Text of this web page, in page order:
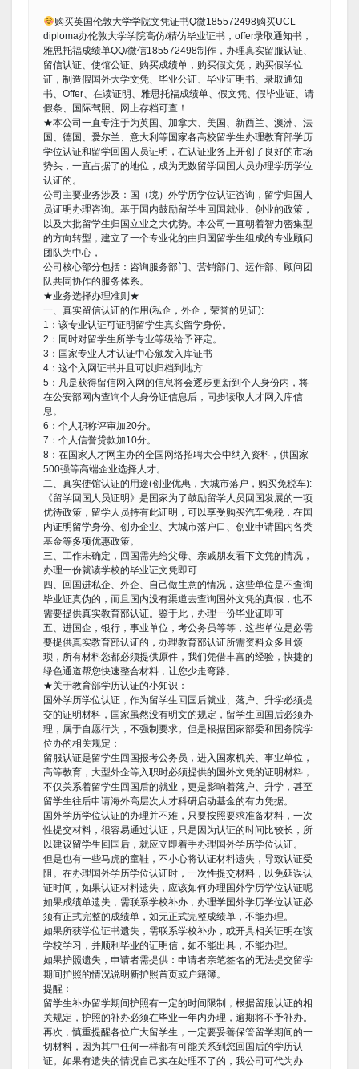
购买英国伦敦大学学院文凭证书Q微185572498购买UCL
diploma办伦敦大学学院高仿/精仿毕业证书，offer录取通知书，
雅思托福成绩单QQ/微信185572498制作，办理真实留服认证、
留信认证、使馆公证、购买成绩单，购买假文凭，购买假学位
证，制造假国外大学文凭、毕业公证、毕业证明书、录取通知
书、Offer、在读证明、雅思托福成绩单、假文凭、假毕业证、请
假条、国际驾照、网上存档可查！
★本公司一直专注于为英国、加拿大、美国、新西兰、澳洲、法
国、德国、爱尔兰、意大利等国家各高校留学生办理教育部学历
学位认证和留学回国人员证明，在认证业务上开创了良好的市场
势头，一直占据了的地位，成为无数留学回国人员办理学历学位
认证的。
公司主要业务涉及：国（境）外学历学位认证咨询，留学归国人
员证明办理咨询。基于国内鼓励留学生回国就业、创业的政策，
以及大批留学生归国立业之大优势。本公司一直朝着智力密集型
的方向转型，建立了一个专业化的由归国留学生组成的专业顾问
团队为中心，
公司核心部分包括：咨询服务部门、营销部门、运作部、顾问团
队共同协作的服务体系。
★业务选择办理准则★
一、真实留信认证的作用(私企，外企，荣誉的见证):
1：该专业认证可证明留学生真实留学身份。
2：同时对留学生所学专业等级给予评定。
3：国家专业人才认证中心颁发入库证书
4：这个入网证书并且可以归档到地方
5：凡是获得留信网入网的信息将会逐步更新到个人身份内，将
在公安部网内查询个人身份证信息后，同步读取人才网入库信
息。
6：个人职称评审加20分。
7：个人信誉贷款加10分。
8：在国家人才网主办的全国网络招聘大会中纳入资料，供国家
500强等高端企业选择人才。
二、真实使馆认证的用途(创业优惠，大城市落户，购买免税车):
《留学回国人员证明》是国家为了鼓励留学人员回国发展的一项
优待政策，留学人员持有此证明，可以享受购买汽车免税，在国
内证明留学身份、创办企业、大城市落户口、创业申请国内各类
基金等多项优惠政策。
三、工作未确定，回国需先给父母、亲戚朋友看下文凭的情况，
办理一份就读学校的毕业证文凭即可
四、回国进私企、外企、自己做生意的情况，这些单位是不查询
毕业证真伪的，而且国内没有渠道去查询国外文凭的真假，也不
需要提供真实教育部认证。鉴于此，办理一份毕业证即可
五、进国企，银行，事业单位，考公务员等等，这些单位是必需
要提供真实教育部认证的，办理教育部认证所需资料众多且烦
琐，所有材料您都必须提供原件，我们凭借丰富的经验，快捷的
绿色通道帮您快速整合材料，让您少走弯路。
★关于教育部学历认证的小知识：
国外学历学位认证，作为留学生回国后就业、落户、升学必须提
交的证明材料，国家虽然没有明文的规定，留学生回国后必须办
理，属于自愿行为，不强制要求。但是根据国家部委和国务院学
位办的相关规定：
留服认证是留学生回国报考公务员，进入国家机关、事业单位，
高等教育，大型外企等入职时必须提供的国外文凭的证明材料，
不仅关系着留学生回国后的就业，更是影响着落户、升学，甚至
留学生往后申请海外高层次人才科研启动基金的有力凭据。
国外学历学位认证的办理并不难，只要按照要求准备材料，一次
性提交材料，很容易通过认证，只是因为认证的时间比较长，所
以建议留学生回国后，就应立即着手办理国外学历学位认证。
但是也有一些马虎的童鞋，不小心将认证材料遗失，导致认证受
阻。在办理国外学历学位认证时，一次性提交材料，以免延误认
证时间，如果认证材料遗失，应该如何办理国外学历学位认证呢
如果成绩单遗失，需联系学校补办，办理学国外学历学位认证必
须有正式完整的成绩单，如无正式完整成绩单，不能办理。
如果所获学位证书遗失，需联系学校补办，或开具相关证明在该
学校学习，并顺利毕业的证明信，如不能出具，不能办理。
如果护照遗失，申请者需提供：申请者亲笔签名的无法提交留学
期间护照的情况说明新护照首页或户籍簿。
提醒：
留学生补办留学期间护照有一定的时间限制，根据留服认证的相
关规定，护照的补办必须在毕业一年内办理，逾期将不予补办。
再次，慎重提醒各位广大留学生，一定要妥善保管留学期间的一
切材料，因为其中任何一样都有可能关系到您回国后的学历认
证。如果有遗失的情况自己实在处理不了的，我公司可代为办